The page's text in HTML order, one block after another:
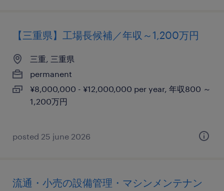
【三重県】工場長候補／年収～1,200万円
三重, 三重県
permanent
¥8,000,000 - ¥12,000,000 per year, 年収800 ～
1,200万円
posted 25 june 2026
流通・小売の設備管理・マシンメンテナン